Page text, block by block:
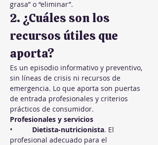
grasa” o “eliminar”.
2. ¿Cuáles son los
recursos útiles que
aporta?
Es un episodio informativo y preventivo,
sin líneas de crisis ni recursos de
emergencia. Lo que aporta son puertas
de entrada profesionales y criterios
prácticos de consumidor.
Profesionales y servicios
• Dietista-nutricionista. El
profesional adecuado para el